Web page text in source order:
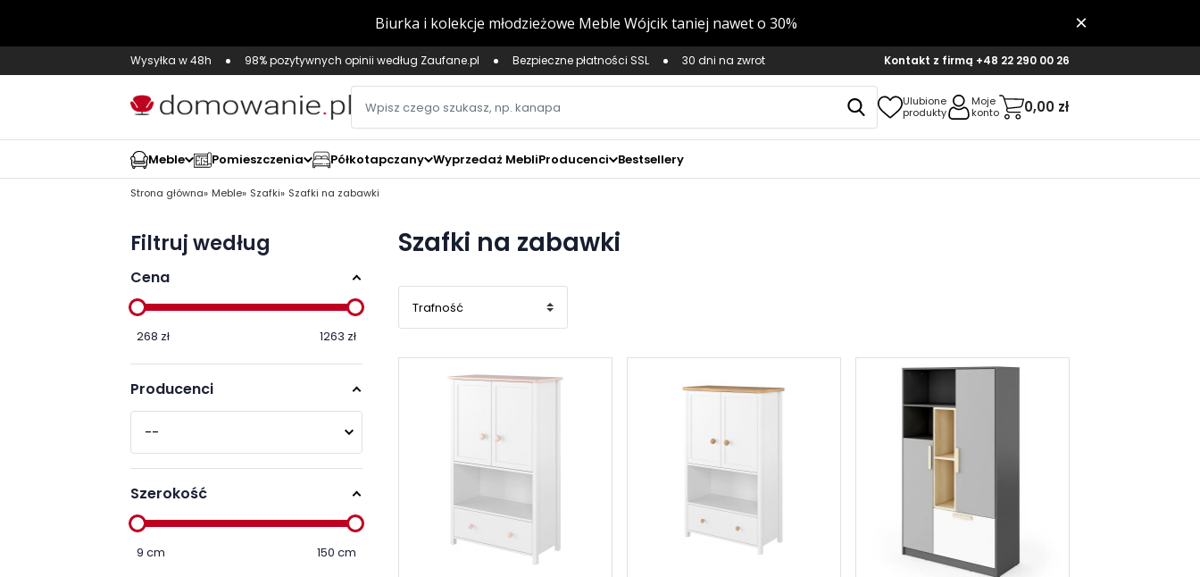
Wysyłka w 48h 98% pozytywnych opinii według Zaufane.pl Bezpieczne płatności SSL 30 dni na zwrot Kontakt z firmą +48 22 290 00 26
Ulubione
produkty
Moje
konto
0,00 zł
Meble Pomieszczenia Półkotapczany Wyprzedaż MebliProducenci Bestsellery
Strona główna Meble Szafki Szafki na zabawki
Filtruj według
Cena
268 zł 1263 zł
Producenci
Szerokość
9 cm 150 cm
Szafki na zabawki